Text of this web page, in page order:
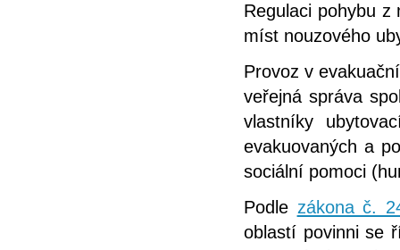
Regulaci pohybu
míst nouzového
Provoz v
veřejná správa
vlastníky
evakuovaných a
sociální pomoci
Podle zákona č.
oblastí povinni se